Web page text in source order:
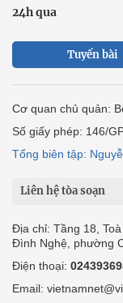
24h qua
Tuyến bài
Cơ quan chủ quản:
Số giấy phép: 146/
Tổng biên tập:
Liên hệ tòa soạn
Địa chỉ: Tầng 18,
Đình Nghệ, phường
Điện thoại:
Email: